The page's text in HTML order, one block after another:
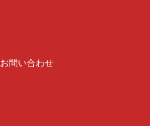
お問い合わせ